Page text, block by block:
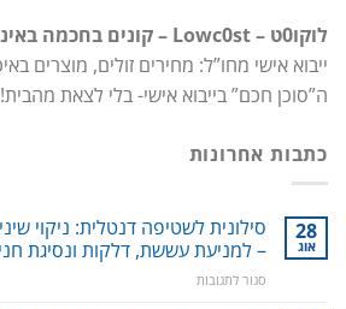
לוקו0ט – Lowc0st – קונים בחכמה באינטרנט!
ייבוא אישי מחו”ל: מחירים זולים, מוצרים
ה”סוכן חכם” בייבוא אישי- בלי לצאת מהבית!
כתבות אחרונות
28
אוג
סילונית לשטיפה דנטלית: ניקוי
– למניעת עששת, דלקות ונסיגת
סגור לתגובותעל